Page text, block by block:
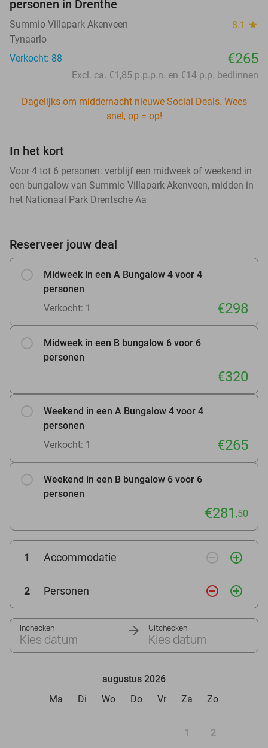
personen in Drenthe
Summio Villapark Akenveen 8.1 star
Tynaarlo
Verkocht: 88
€265
Excl. ca. €1,85 p.p.p.n. en €14 p.p. bedlinnen
Dagelijks om middernacht nieuwe Social Deals. Wees
snel, op = op!
In het kort
Voor 4 tot 6 personen: verblijf een midweek of weekend in
een bungalow van Summio Villapark Akenveen, midden in
het Nationaal Park Drentsche Aa
Reserveer jouw deal
Midweek in een A Bungalow 4 voor 4
personen
Verkocht: 1
€298
Midweek in een B bungalow 6 voor 6
personen
€320
Weekend in een A Bungalow 4 voor 4
personen
Verkocht: 1
€265
Weekend in een B bungalow 6 voor 6
personen
€281 ,50
1 Accommodatie remove_circle_outline add_circle_outline
2 Personen remove_circle_outline add_circle_outline
Inchecken
Kies datum
Uitchecken
Kies datum
augustus 2026
Ma
Di Wo Do Vr Za Zo
1 2